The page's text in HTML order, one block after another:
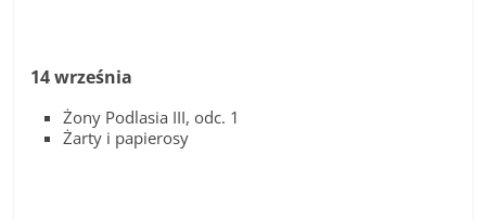
14 września
Żony Podlasia III, odc. 1
Żarty i papierosy